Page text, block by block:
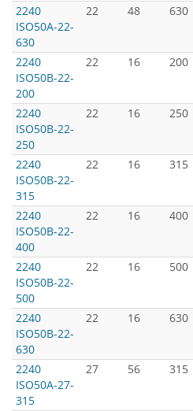
2240
ISO50A-22-
630
22 48 630
2240
ISO50B-22-
200
22 16 200
2240
ISO50B-22-
250
22 16 250
2240
ISO50B-22-
315
22 16 315
2240
ISO50B-22-
400
22 16 400
2240
ISO50B-22-
500
22 16 500
2240
ISO50B-22-
630
22 16 630
2240
ISO50A-27-
315
27 56 315